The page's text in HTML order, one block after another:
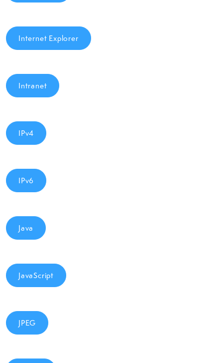
Internet Explorer
Intranet
IPv4
IPv6
Java
JavaScript
JPEG